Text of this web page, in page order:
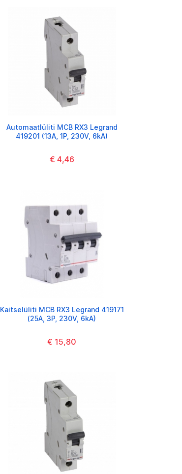
Automaatlüliti MCB RX3 Legrand
419201 (13A, 1P, 230V, 6kA)
€ 4,46
Kaitselüliti MCB RX3 Legrand 419171
(25A, 3P, 230V, 6kA)
€ 15,80